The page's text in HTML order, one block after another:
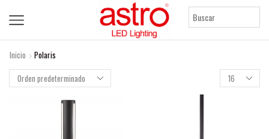
Inicio
Polaris
Products
per